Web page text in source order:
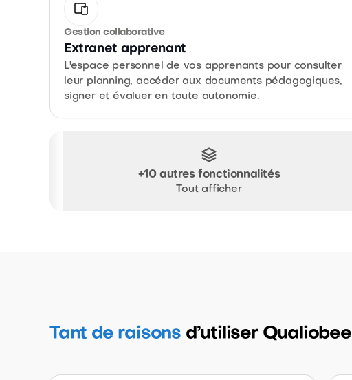
Gestion collaborative
Extranet apprenant
L'espace personnel de vos apprenants pour consulter
leur planning, accéder aux documents pédagogiques,
signer et évaluer en toute autonomie.
+10 autres fonctionnalités
Tout afficher
Tant de raisons d’utiliser Qualiobee